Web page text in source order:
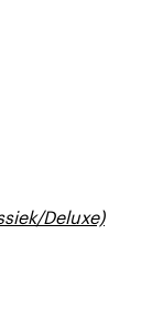
Deluxe)